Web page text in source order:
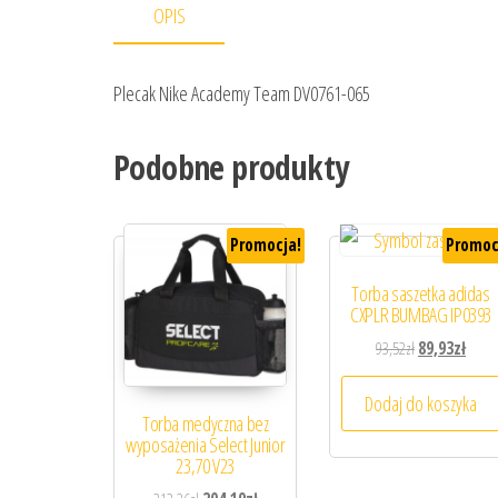
OPIS
Plecak Nike Academy Team DV0761-065
Podobne produkty
Promocja!
Torba medyczna bez
wyposażenia Select Junior
23,70 V23
Torba saszetka adidas
CXPLR BUMBAG IP0393
93,52złPierwotna
89,93zł
Dodaj do koszyka